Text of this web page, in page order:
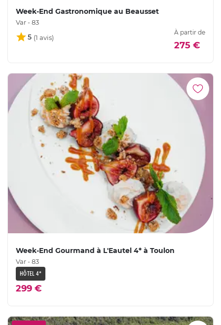
Week-End Gastronomique au Beausset
Var - 83
5
À partir de
275 €
Week-End Gourmand à L'Eautel 4* à Toulon
Var - 83
HÔTEL 4*
299 €